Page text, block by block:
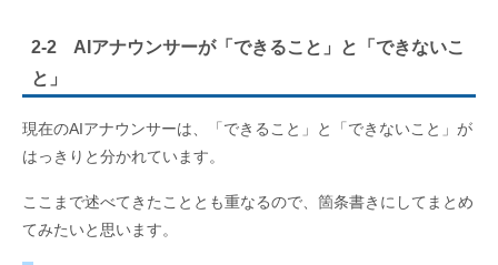
2-2 AIアナウンサーが「できること」と「できないこ
と」
現在のAIアナウンサーは、「できること」と「できないこと」が
はっきりと分かれています。
ここまで述べてきたこととも重なるので、箇条書きにしてまとめ
てみたいと思います。